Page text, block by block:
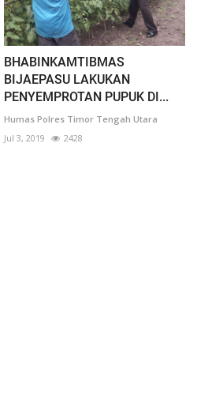
BHABINKAMTIBMAS
BIJAEPASU LAKUKAN
PENYEMPROTAN PUPUK DI...
Humas Polres Timor Tengah Utara
Jul 3, 2019
2428